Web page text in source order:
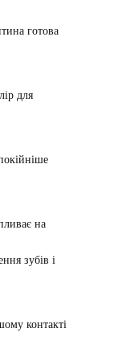
готова
для
на
зубів і
контакті